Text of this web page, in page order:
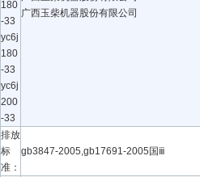
180
-33
yc6j
180
-33
yc6j
200
-33
广西玉柴机器股份有限公司
排放
标
准：
gb3847-2005,gb17691-2005国ⅲ